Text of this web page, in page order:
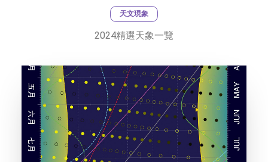
天文現象
2024精選天象一覽